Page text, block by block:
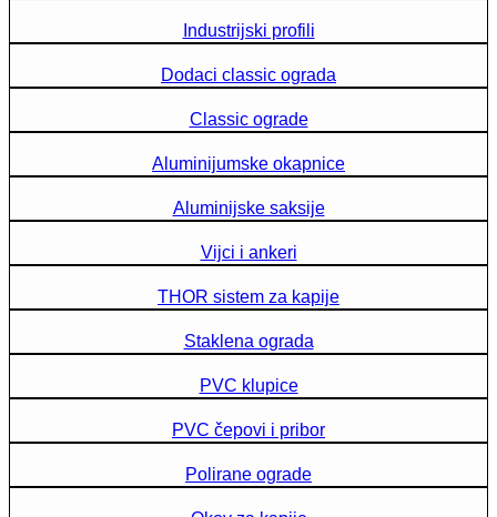
Industrijski profili
Dodaci classic ograda
Classic ograde
Aluminijumske okapnice
Aluminijske saksije
Vijci i ankeri
THOR sistem za kapije
Staklena ograda
PVC klupice
PVC čepovi i pribor
Polirane ograde